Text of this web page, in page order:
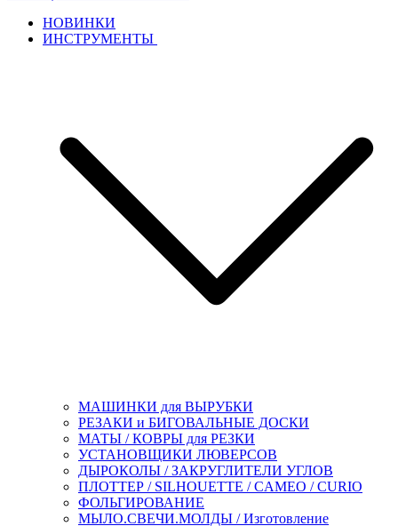
НОВИНКИ
ИНСТРУМЕНТЫ
МАШИНКИ для ВЫРУБКИ
РЕЗАКИ и БИГОВАЛЬНЫЕ ДОСКИ
МАТЫ / КОВРЫ для РЕЗКИ
УСТАНОВЩИКИ ЛЮВЕРСОВ
ДЫРОКОЛЫ / ЗАКРУГЛИТЕЛИ УГЛОВ
ПЛОТТЕР / SILHOUETTE / CAMEO / CURIO
ФОЛЬГИРОВАНИЕ
МЫЛО.СВЕЧИ.МОЛДЫ / Изготовление